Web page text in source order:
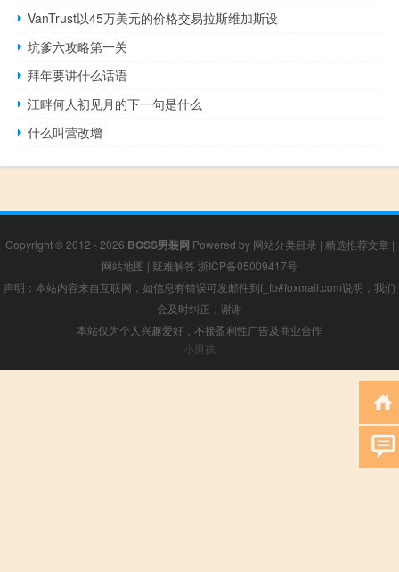
VanTrust以45万美元的价格交易拉斯维加斯设
坑爹六攻略第一关
拜年要讲什么话语
江畔何人初见月的下一句是什么
什么叫营改增
Copyright © 2012 - 2026 BOSS男装网 Powered by 网站分类目录 | 精选推荐文章 |
网站地图 | 疑难解答 浙ICP备05009417号
声明：本站内容来自互联网，如信息有错误可发邮件到f_fb#foxmail.com说明，我们
会及时纠正，谢谢
本站仅为个人兴趣爱好，不接盈利性广告及商业合作
小男孩